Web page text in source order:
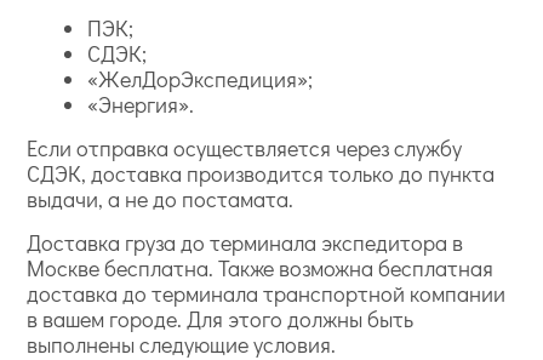
ПЭК;
СДЭК;
«ЖелДорЭкспедиция»;
«Энергия».
Если отправка осуществляется через службу
СДЭК, доставка производится только до пункта
выдачи, а не до постамата.
Доставка груза до терминала экспедитора в
Москве бесплатна. Также возможна бесплатная
доставка до терминала транспортной компании
в вашем городе. Для этого должны быть
выполнены следующие условия.